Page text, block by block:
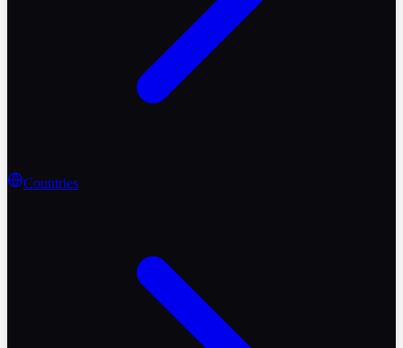
Countries